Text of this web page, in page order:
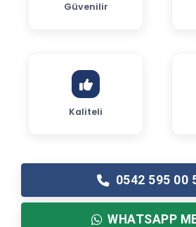
Güvenilir
Kaliteli
0542 595 00
WHATSAPP